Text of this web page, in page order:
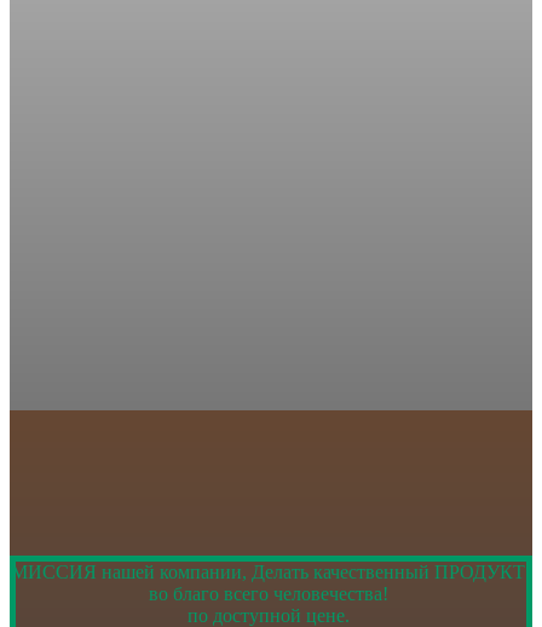
МИССИЯ нашей компании, Делать качественный ПРОДУКТ
во благо всего человечества!
по доступной цене.